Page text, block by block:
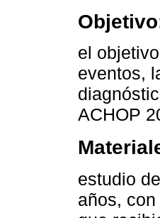
el
eventos,
ACHOP
estudio
años,